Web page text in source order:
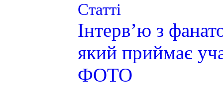
Статті
Інтерв’ю з
який приймає
ФОТО